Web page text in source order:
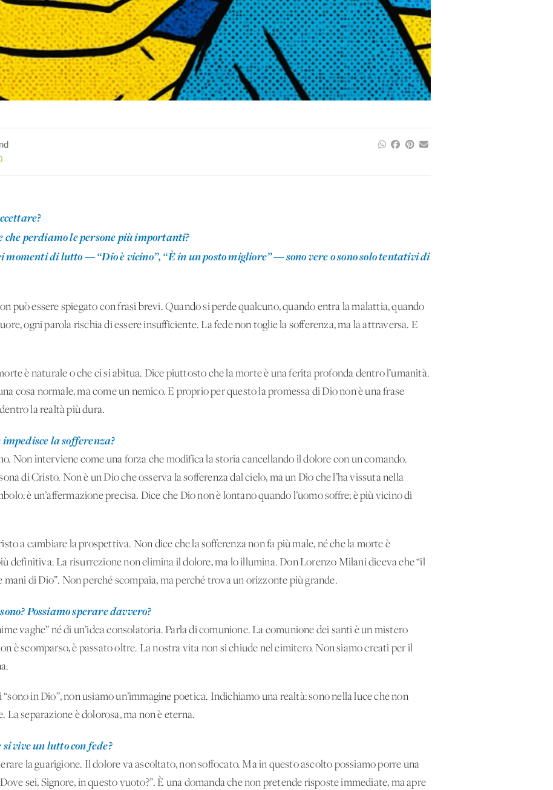
che perdiamo le persone più importanti?
momenti di lutto — “Dio è vicino”, “È in un posto migliore” — sono vere o sono solo tentativi di
può essere spiegato con frasi brevi. Quando si perde qualcuno, quando entra la malattia, quando
ogni parola rischia di essere insufficiente. La fede non toglie la sofferenza, ma la attraversa. E
è naturale o che ci si abitua. Dice piuttosto che la morte è una ferita profonda dentro l’umanità.
cosa normale, ma come un nemico. E proprio per questo la promessa di Dio non è una frase
la realtà più dura.
la sofferenza?
Non interviene come una forza che modifica la storia cancellando il dolore con un comando.
di Cristo. Non è un Dio che osserva la sofferenza dal cielo, ma un Dio che l’ha vissuta nella
è un’affermazione precisa. Dice che Dio non è lontano quando l’uomo soffre; è più vicino di
a cambiare la prospettiva. Non dice che la sofferenza non fa più male, né che la morte è
definitiva. La risurrezione non elimina il dolore, ma lo illumina. Don Lorenzo Milani diceva che “il
mani di Dio”. Non perché scompaia, ma perché trova un orizzonte più grande.
Possiamo sperare davvero?
vaghe” né di un’idea consolatoria. Parla di comunione. La comunione dei santi è un mistero
è scomparso, è passato oltre. La nostra vita non si chiude nel cimitero. Non siamo creati per il
in Dio”, non usiamo un’immagine poetica. Indichiamo una realtà: sono nella luce che non
La separazione è dolorosa, ma non è eterna.
vive un lutto con fede?
la guarigione. Il dolore va ascoltato, non soffocato. Ma in questo ascolto possiamo porre una
sei, Signore, in questo vuoto?”. È una domanda che non pretende risposte immediate, ma apre